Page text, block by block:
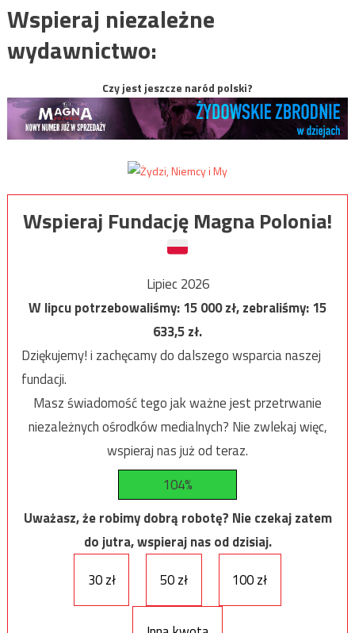
Wspieraj niezależne
wydawnictwo:
Czy jest jeszcze naród polski?
Wspieraj Fundację Magna Polonia!
Lipiec 2026
W lipcu potrzebowaliśmy:15 000zł, zebraliśmy:15
633,5zł.
Dziękujemy! i zachęcamy do dalszego wsparcia naszej
fundacji.
Masz świadomość tego jak ważne jest przetrwanie
niezależnych ośrodków medialnych? Nie zwlekaj więc,
wspieraj nas już od teraz.
104%
Uważasz, że robimy dobrą robotę? Nie czekaj zatem
do jutra, wspieraj nas od dzisiaj.
30 zł
50 zł 100 zł